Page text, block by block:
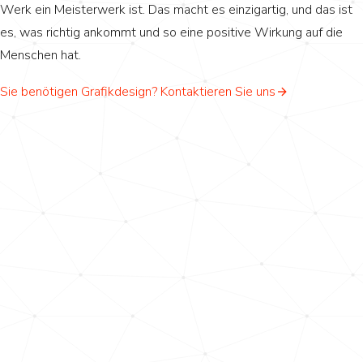
Werk ein Meisterwerk ist. Das macht es einzigartig, und das ist
es, was richtig ankommt und so eine positive Wirkung auf die
Menschen hat.
Sie benötigen Grafikdesign? Kontaktieren Sie uns